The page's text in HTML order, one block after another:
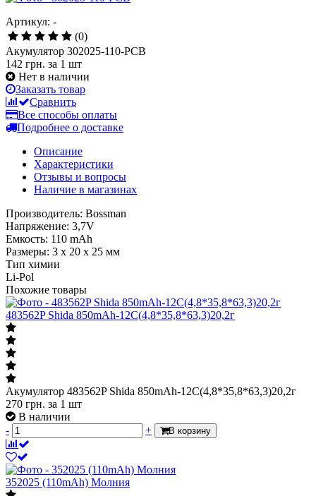
Артикул: -
(0)
Акумулятор 302025-110-PCB
142 грн. за 1 шт
Нет в наличии
Заказать товар
Сравнить
Все способы оплаты
Подробнее о доставке
Описание
Характеристики
Отзывы и вопросы
Наличие в магазинах
Производитель: Bossman
Напряжение: 3,7V
Емкость: 110 mAh
Размеры: 3 х 20 х 25 мм
Тип химии
Li-Pol
Похожие товары
483562P Shida 850mAh-12С(4,8*35,8*63,3)20,2г
Акумулятор 483562P Shida 850mAh-12С(4,8*35,8*63,3)20,2г
270 грн. за 1 шт
В наличии
-
+ В корзину
352025 (110mAh) Молния